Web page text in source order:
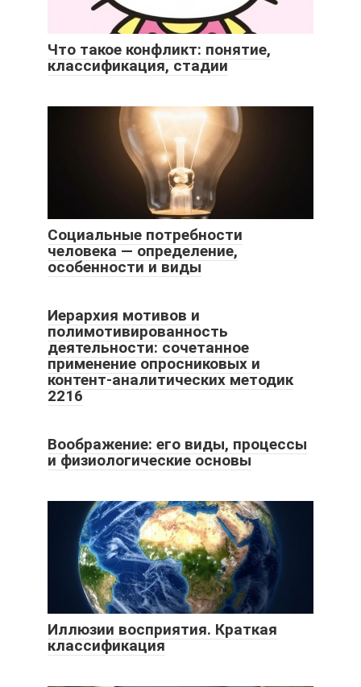
Что такое конфликт: понятие,
классификация, стадии
Социальные потребности
человека — определение,
особенности и виды
Иерархия мотивов и
полимотивированность
деятельности: сочетанное
применение опросниковых и
контент-аналитических методик
2216
Воображение: его виды, процессы
и физиологические основы
Иллюзии восприятия. Краткая
классификация